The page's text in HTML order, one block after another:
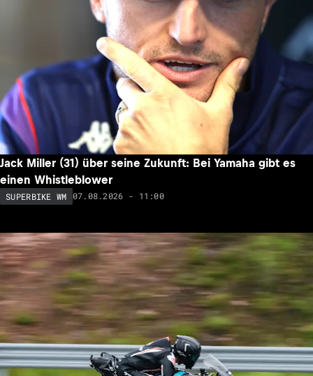
Jack Miller (31) über seine Zukunft: Bei Yamaha gibt es
einen Whistleblower
SUPERBIKE WM 07.08.2026 - 11:00